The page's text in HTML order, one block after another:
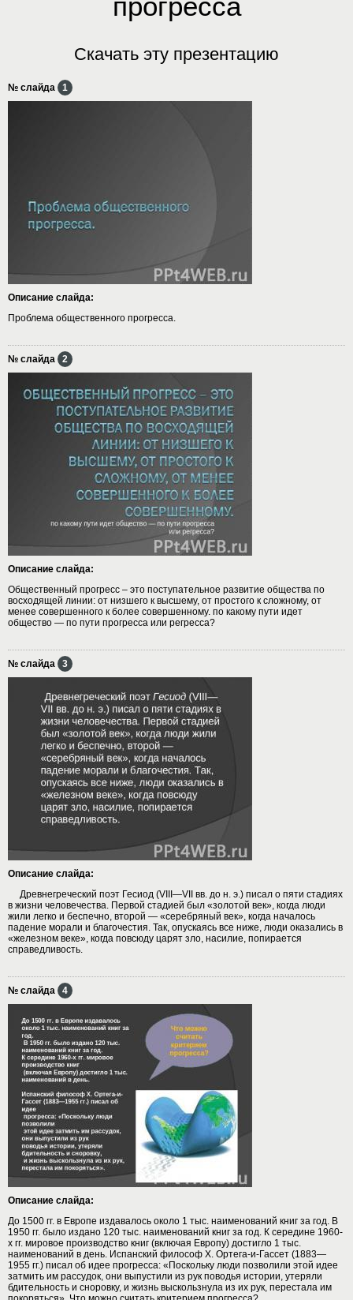
Скачать эту презентацию
№ слайда 1
Описание слайда:
Проблема общественного прогресса.
№ слайда 2
Описание слайда:
Общественный прогресс – это поступательное развитие общества по
восходящей линии: от низшего к высшему, от простого к сложному, от
менее совершенного к более совершенному. по какому пути идет
общество — по пути прогресса или регресса?
№ слайда 3
Описание слайда:
Древнегреческий поэт Гесиод (VIII—VII вв. до н. э.) писал о пяти стадиях
в жизни человечества. Первой стадией был «золотой век», когда люди
жили легко и беспечно, второй — «серебряный век», когда началось
падение морали и благочестия. Так, опускаясь все ниже, люди оказались в
«железном веке», когда повсюду царят зло, насилие, попирается
справедливость.
№ слайда 4
Описание слайда:
До 1500 гг. в Европе издавалось около 1 тыс. наименований книг за год. В
1950 гг. было издано 120 тыс. наименований книг за год. К середине 1960-
х гг. мировое производство книг (включая Европу) достигло 1 тыс.
наименований в день. Испанский философ X. Ортега-и-Гассет (1883—
1955 гг.) писал об идее прогресса: «Поскольку люди позволили этой идее
затмить им рассудок, они выпустили из рук поводья истории, утеряли
бдительность и сноровку, и жизнь выскользнула из их рук, перестала им